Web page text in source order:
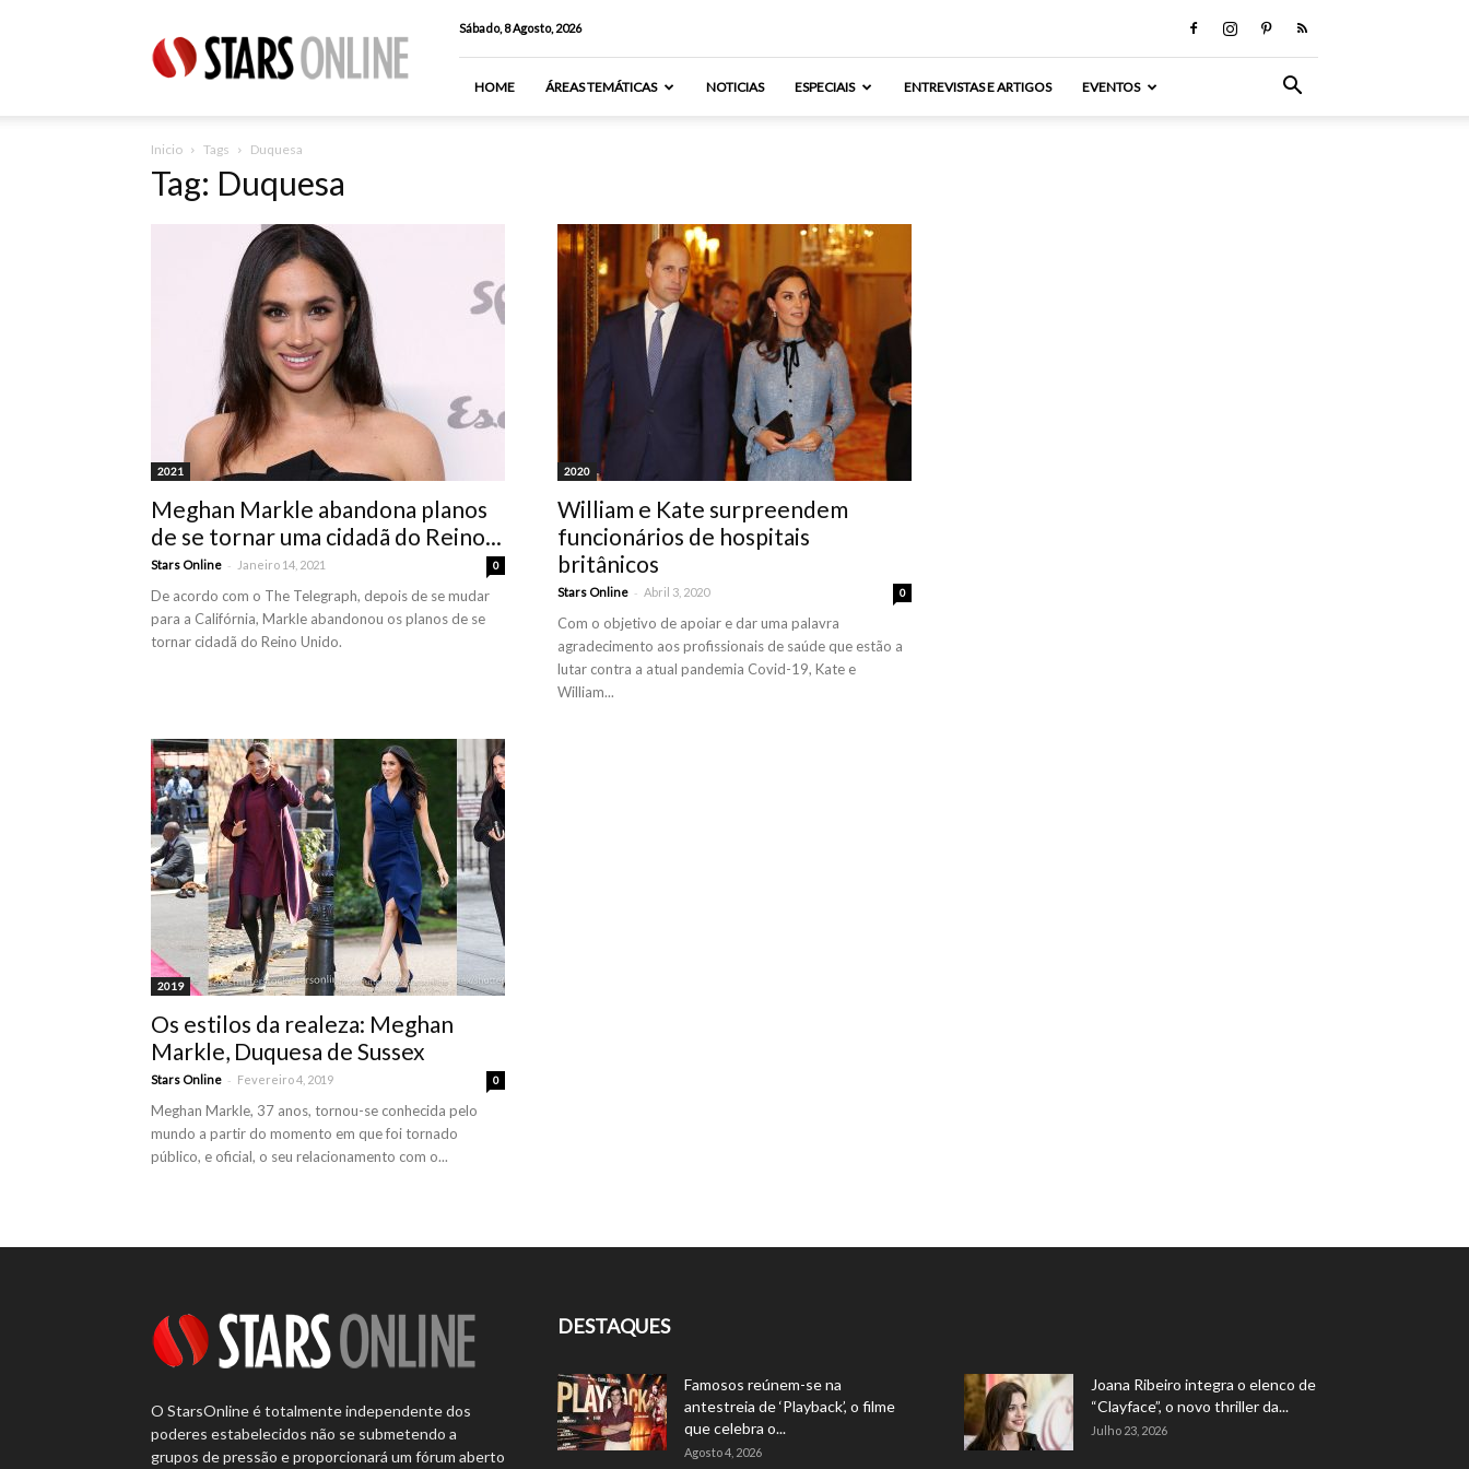
Online
Sábado, 8 Agosto, 2026
HOME ÁREAS TEMÁTICAS NOTICIAS ESPECIAIS ENTREVISTAS E ARTIGOS EVENTOS
Inicio Tags Duquesa
Tag: Duquesa
2021
Meghan Markle abandona planos
de se tornar uma cidadã do Reino...
Stars Online - Janeiro 14, 2021 0
De acordo com o The Telegraph, depois de se mudar
para a Califórnia, Markle abandonou os planos de se
tornar cidadã do Reino Unido.
2020
William e Kate surpreendem
funcionários de hospitais
britânicos
Stars Online - Abril 3, 2020 0
Com o objetivo de apoiar e dar uma palavra
agradecimento aos profissionais de saúde que estão a
lutar contra a atual pandemia Covid-19, Kate e
William...
2019
Os estilos da realeza: Meghan
Markle, Duquesa de Sussex
Stars Online - Fevereiro 4, 2019 0
Meghan Markle, 37 anos, tornou-se conhecida pelo
mundo a partir do momento em que foi tornado
público, e oficial, o seu relacionamento com o...
O StarsOnline é totalmente independente dos
poderes estabelecidos não se submetendo a
grupos de pressão e proporcionará um fórum aberto
DESTAQUES
Famosos reúnem-se na
antestreia de ‘Playback’, o filme
que celebra o...
Agosto 4, 2026
Joana Ribeiro integra o elenco de
“Clayface”, o novo thriller da...
Julho 23, 2026